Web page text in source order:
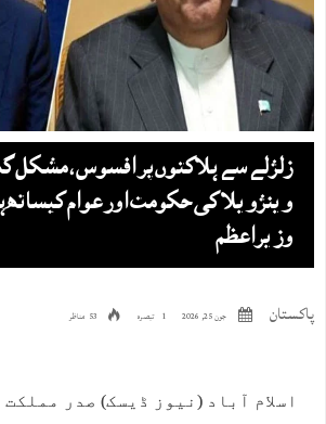
زلزلے سے ہلاکتوں پر افسوس ، مشکل
وینزویلا کی حکومت اور عوام کیساتھ
وزیراعظم
پاکستان جون 25, 2026 1 تبصرہ 53 مناظر
اسلام آباد (نیوز ڈیسک) صدر